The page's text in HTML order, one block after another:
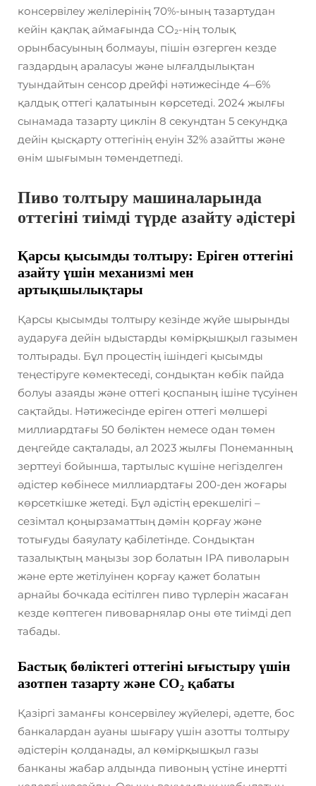
консервілеу желілерінің 70%-ының тазартудан
кейін қақпақ аймағында CO₂-нің толық
орынбасуының болмауы, пішін өзгерген кезде
газдардың араласуы және ылғалдылықтан
туындайтын сенсор дрейфі нәтижесінде 4–6%
қалдық оттегі қалатынын көрсетеді. 2024 жылғы
сынамада тазарту циклін 8 секундтан 5 секундқа
дейін қысқарту оттегінің енуін 32% азайтты және
өнім шығымын төмендетпеді.
Пиво толтыру машиналарында
оттегіні тиімді түрде азайту әдістері
Қарсы қысымды толтыру: Еріген оттегіні
азайту үшін механизмі мен
артықшылықтары
Қарсы қысымды толтыру кезінде жүйе шырынды
аударуға дейін ыдыстарды көмірқышқыл газымен
толтырады. Бұл процестің ішіндегі қысымды
теңестіруге көмектеседі, сондықтан көбік пайда
болуы азаяды және оттегі қоспаның ішіне түсуінен
сақтайды. Нәтижесінде еріген оттегі мөлшері
миллиардтағы 50 бөліктен немесе одан төмен
деңгейде сақталады, ал 2023 жылғы Понеманның
зерттеуі бойынша, тартылыс күшіне негізделген
әдістер көбінесе миллиардтағы 200-ден жоғары
көрсеткішке жетеді. Бұл әдістің ерекшелігі –
сезімтал қоңырзаматтың дәмін қорғау және
тотығуды баяулату қабілетінде. Сондықтан
тазалықтың маңызы зор болатын IPA пиволарын
және ерте жетілуінен қорғау қажет болатын
арнайы бочкада есітілген пиво түрлерін жасаған
кезде көптеген пивоварнялар оны өте тиімді деп
табады.
Бастық бөліктегі оттегіні ығыстыру үшін
азотпен тазарту және CO₂ қабаты
Қазіргі заманғы консервілеу жүйелері, әдетте, бос
банкалардан ауаны шығару үшін азотты толтыру
әдістерін қолданады, ал көмірқышқыл газы
банканы жабар алдында пивоның үстіне инертті